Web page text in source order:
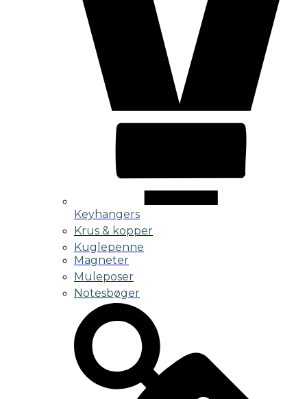
Keyhangers
Krus & kopper
Kuglepenne
Magneter
Muleposer
Notesbøger